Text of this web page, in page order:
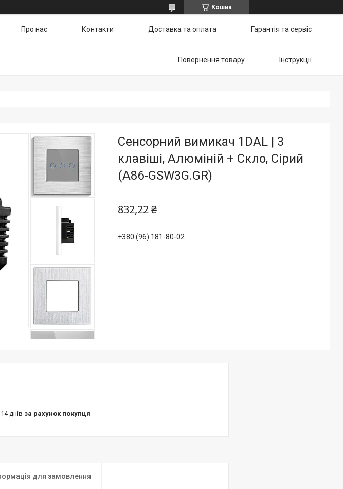
Кошик
Про нас Контакти Доставка та оплата Гарантія та сервіс
Повернення товару Інструкції
Сенсорний вимикач 1DAL | 3
клавіші, Алюміній + Скло, Сірий
(A86-GSW3G.GR)
832,22 ₴
+380 (96) 181-80-02
днів за рахунок покупця
для замовлення